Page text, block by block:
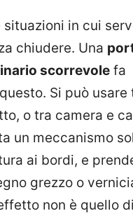
situazioni in cui
chiudere. Una
scorrevole fa
Si può usare
o tra camera e
un meccanismo
ai bordi, e
grezzo o
non è quello